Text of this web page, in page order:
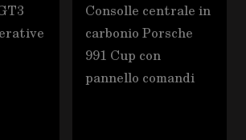
Consolle centrale in
carbonio Porsche
991 Cup con
pannello comandi